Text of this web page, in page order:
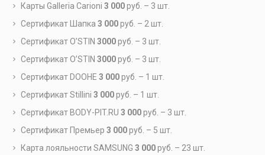
Карты Galleria Carioni 3 000руб. – 3 шт.
Сертификат Шапка 3 000руб. – 2 шт.
Сертификат O’STIN 3000руб. – 3 шт.
Сертификат O’STIN 3000руб. – 3 шт.
Сертификат DOOHE 3 000руб. – 1 шт.
Сертификат Stillini 3 000руб. – 1 шт.
Сертификат BODY-PIT.RU 3 000руб. – 3 шт.
Сертификат Премьер 3 000руб. – 5 шт.
Карта лояльности SAMSUNG 3 000руб. – 23 шт.